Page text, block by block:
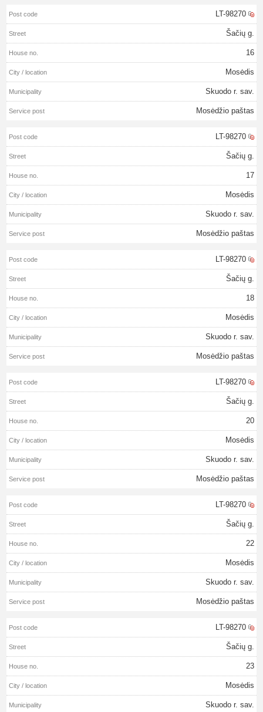
LT-98270
Šačių g.
16
Mosėdis
Skuodo r. sav.
Mosėdžio paštas
LT-98270
Šačių g.
17
Mosėdis
Skuodo r. sav.
Mosėdžio paštas
LT-98270
Šačių g.
18
Mosėdis
Skuodo r. sav.
Mosėdžio paštas
LT-98270
Šačių g.
20
Mosėdis
Skuodo r. sav.
Mosėdžio paštas
LT-98270
Šačių g.
22
Mosėdis
Skuodo r. sav.
Mosėdžio paštas
LT-98270
Šačių g.
23
Mosėdis
Skuodo r. sav.